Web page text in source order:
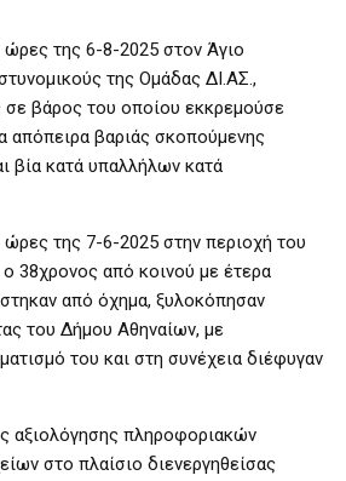
της 6-8-2025 στον Άγιο
της Ομάδας ΔΙ.ΑΣ.,
βάρος του οποίου εκκρεμούσε
απόπειρα βαριάς σκοπούμενης
βία κατά υπαλλήλων κατά
ώρες της 7-6-2025 στην περιοχή του
38χρονος από κοινού με έτερα
από όχημα, ξυλοκόπησαν
του Δήμου Αθηναίων, με
του και στη συνέχεια διέφυγαν
αξιολόγησης πληροφοριακών
στο πλαίσιο διενεργηθείσας